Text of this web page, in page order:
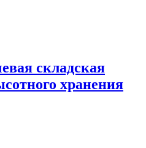
складская
хранения